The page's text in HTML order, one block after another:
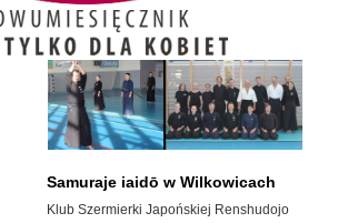
Samuraje iaidō w Wilkowicach
Klub Szermierki Japońskiej Renshudojo